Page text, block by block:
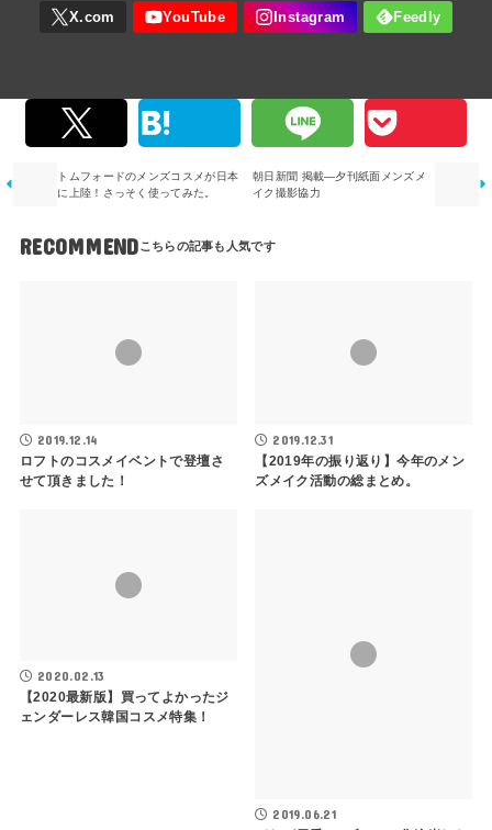
トムフォードのメンズコスメが日本
に上陸！さっそく使ってみた。
朝日新聞 掲載―夕刊紙面メンズメ
イク撮影協力
RECOMMEND
2019.12.14
ロフトのコスメイベントで登壇さ
せて頂きました！
2019.12.31
【2019年の振り返り】今年のメン
ズメイク活動の総まとめ。
2020.02.13
【2020最新版】買ってよかったジ
ェンダーレス韓国コスメ特集！
2019.06.21